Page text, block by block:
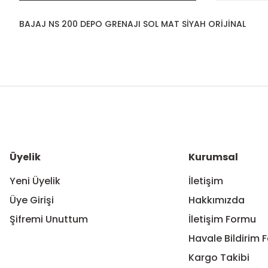
BAJAJ NS 200 DEPO GRENAJI SOL MAT SİYAH ORİJİNAL
Ürün bilgilerinde hatalar bulunuyor.
Üyelik
Yeni Üyelik
Üye Girişi
Şifremi Unuttum
Kurumsal
İletişim
Hakkımızda
İletişim Formu
Havale Bildirim
Kargo Takibi